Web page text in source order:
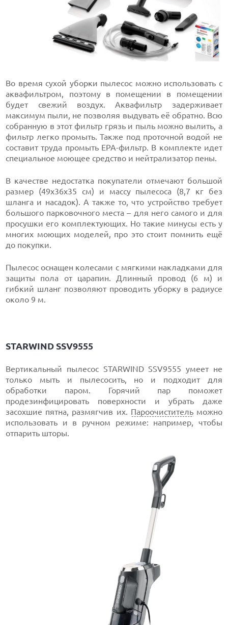
Во время сухой уборки пылесос можно использовать с
аквафильтром, поэтому в помещении в помещении
будет свежий воздух. Аквафильтр задерживает
максимум пыли, не позволяя выдувать её обратно. Всю
собранную в этот фильтр грязь и пыль можно вылить, а
фильтр легко промыть. Также под проточной водой не
составит труда промыть EPA-фильтр. В комплекте идет
специальное моющее средство и нейтрализатор пены.
В качестве недостатка покупатели отмечают большой
размер (49x36x35 см) и массу пылесоса (8,7 кг без
шланга и насадок). А также то, что устройство требует
большого парковочного места – для него самого и для
просушки его комплектующих. Но такие минусы есть у
многих моющих моделей, про это стоит помнить ещё
до покупки.
Пылесос оснащен колесами с мягкими накладками для
защиты пола от царапин. Длинный провод (6 м) и
гибкий шланг позволяют проводить уборку в радиусе
около 9 м.
STARWIND SSV9555
Вертикальный пылесос STARWIND SSV9555 умеет не
только мыть и пылесосить, но и подходит для
обработки паром. Горячий пар поможет
продезинфицировать поверхности и убрать даже
засохшие пятна, размягчив их. Пароочистительможно
использовать и в ручном режиме: например, чтобы
отпарить шторы.